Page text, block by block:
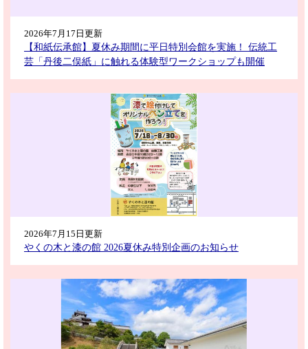
2026年7月17日更新
【和紙伝承館】夏休み期間に平日特別会館を実施！ 伝統工
芸「丹後二俣紙」に触れる体験型ワークショップも開催
2026年7月15日更新
やくの木と漆の館 2026夏休み特別企画のお知らせ